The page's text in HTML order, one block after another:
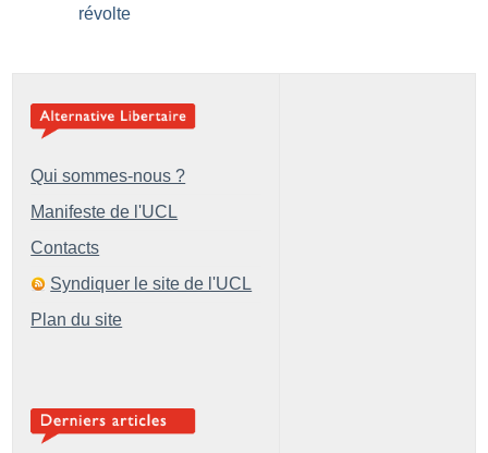
révolte
Qui sommes-nous ?
Manifeste de l'UCL
Contacts
Syndiquer le site de l'UCL
Plan du site